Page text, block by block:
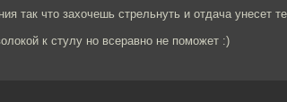
так что захочешь стрельнуть и отдача унесет
к стулу но всеравно не поможет :)